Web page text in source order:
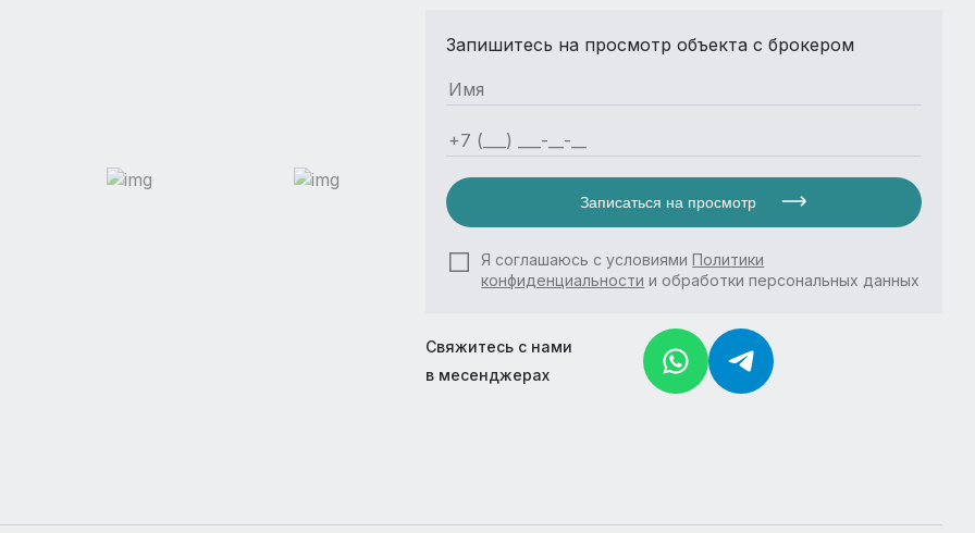
Запишитесь на просмотр объекта с брокером
Записаться на просмотр
Я соглашаюсь с условиямиПолитики
конфиденциальности и обработки персональных данных
Свяжитесь с нами
в месенджерах